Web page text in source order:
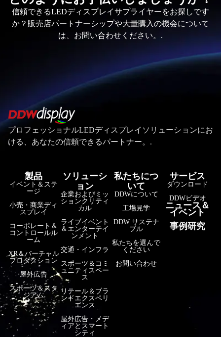
信頼できるLEDディスプレイサプライヤーをお探しです
か？販売店パートナーシップや大量購入の機会について
は、お問い合わせください。.
プロフェッショナルLEDディスプレイソリューションにお
ける、あなたの信頼できるパートナー。.
製品
イベント＆ステ
ージ
小売・商業ディ
スプレイ
コーポレート＆
コントロールル
ーム
XR＆バーチャル
プロダクション
屋外広告
スポーツ＆スタ
ジアム
ソリューシ
ョン
企業およびミッ
ションクリティ
カル
ライブイベント
＆エンターテイ
ンメント
交通・インフラ
スポーツ＆コミ
ュニティスペー
ス
リテール＆ブラ
ンドエクスペリ
エンス
屋外広告・メデ
ィアとスマート
シティ
私たちにつ
いて
DDWについて
工場見学
DDW サステナ
ブル
私たちを選んで
ください
お問い合わせ
サービス
ダウンロード
DDWビデオ
ニュース＆
イベント
事例研究